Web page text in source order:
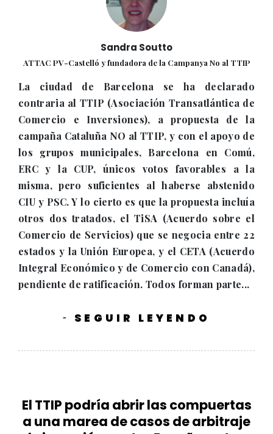
Sandra Soutto
ATTAC PV-Castelló y fundadora de la Campanya No al TTIP
La ciudad de Barcelona se ha declarado
contraria al TTIP (Asociación Transatlántica de
Comercio e Inversiones), a propuesta de la
campaña Cataluña NO al TTIP, y con el apoyo de
los grupos municipales, Barcelona en Comú,
ERC y la CUP, únicos votos favorables a la
misma, pero suficientes al haberse abstenido
CIU y PSC. Y lo cierto es que la propuesta incluía
otros dos tratados, el TiSA (Acuerdo sobre el
Comercio de Servicios) que se negocia entre 22
estados y la Unión Europea, y el CETA (Acuerdo
Integral Económico y de Comercio con Canadá),
pendiente de ratificación. Todos forman parte...
- SEGUIR LEYENDO
El TTIP podría abrir las compuertas
a una marea de casos de arbitraje